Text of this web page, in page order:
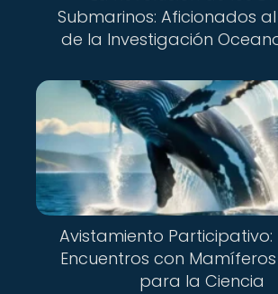
Submarinos: Aficionados
de la Investigación
Avistamiento Participativo:
Encuentros con
para la Ciencia